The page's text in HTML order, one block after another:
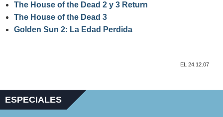
The House of the Dead 2 y 3 Return
The House of the Dead 3
Golden Sun 2: La Edad Perdida
EL 24.12.07
ESPECIALES